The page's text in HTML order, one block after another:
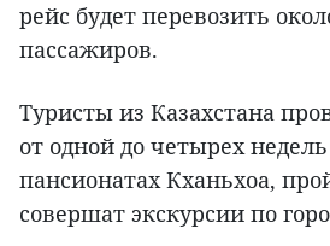
рейс будет перевозить
пассажиров.
Туристы из Казахстана
от одной до четырех
пансионатах Кханьхоа,
совершат экскурсии по